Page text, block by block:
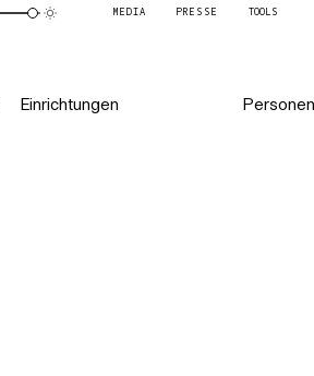
MEDIA PRESSE TOOLS
Einrichtungen Personen